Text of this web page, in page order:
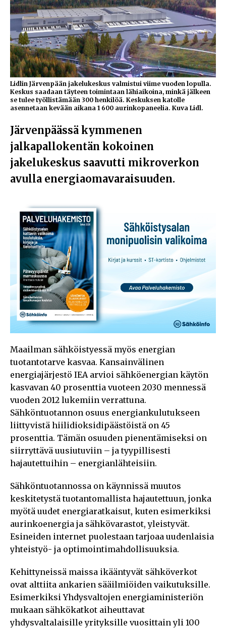
Lidlin Järvenpään jakelukeskus valmistui viime vuoden lopulla.
Keskus saadaan täyteen toimintaan lähiaikoina, minkä jälkeen
se tulee työllistämään 300 henkilöä. Keskuksen katolle
asennetaan kevään aikana 1 600 aurinkopaneelia. Kuva Lidl.
Järvenpäässä kymmenen
jalkapallokentän kokoinen
jakelukeskus saavutti mikroverkon
avulla energiaomavaraisuuden.
Maailman sähköistyessä myös energian
tuotantotarve kasvaa. Kansainvälinen
energiajärjestö IEA arvioi sähköenergian käytön
kasvavan 40 prosenttia vuoteen 2030 mennessä
vuoden 2012 lukemiin verrattuna.
Sähköntuotannon osuus energiankulutukseen
liittyvistä hiilidioksidipäästöistä on 45
prosenttia. Tämän osuuden pienentämiseksi on
siirryttävä uusiutuviin – ja tyypillisesti
hajautettuihin – energianlähteisiin.
Sähköntuotannossa on käynnissä muutos
keskitetystä tuotantomallista hajautettuun, jonka
myötä uudet energiaratkaisut, kuten esimerkiksi
aurinkoenergia ja sähkövarastot, yleistyvät.
Esineiden internet puolestaan tarjoaa uudenlaisia
yhteistyö- ja optimointimahdollisuuksia.
Kehittyneissä maissa ikääntyvät sähköverkot
ovat alttiita ankarien sääilmiöiden vaikutuksille.
Esimerkiksi Yhdysvaltojen energiaministeriön
mukaan sähkökatkot aiheuttavat
yhdysvaltalaisille yrityksille vuosittain yli 100